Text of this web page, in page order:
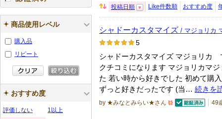
替
投稿日順 Like件数順 おすすめ度
シャドーカスタマイズ / マジョリカ
5
シャドーカスタマイズ マジョリカ
クチコミになります マジョリカマ
た 若い時から好きでした 初めて購
ずっと好きだったです (当… 続きを
by ★みなとみらい★さん
49
認証済み
商品使用レベル
購入品
リピート
おすすめ度
評価しない
1以上